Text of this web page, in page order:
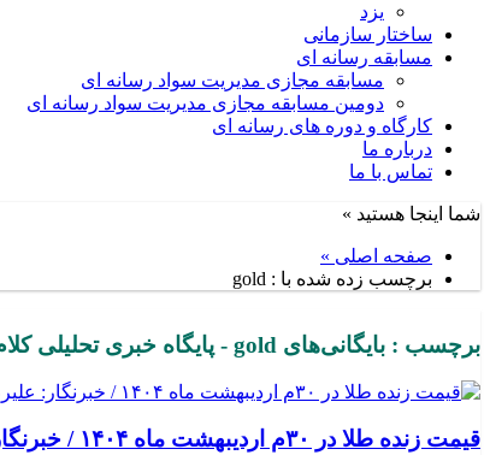
یزد
ساختار سازمانی
مسابقه رسانه ای
مسابقه مجازی مدیریت سواد رسانه ای
دومین مسابقه مجازی مدیریت سواد رسانه ای
کارگاه و دوره های رسانه ای
درباره ما
تماس با ما
شما اینجا هستید »
صفحه اصلی »
برچسب زده شده با : gold
برچسب : بایگانی‌های gold - پایگاه خبری تحلیلی کلام قلم
قیمت زنده طلا در ۳۰م اردیبهشت ماه ۱۴۰۴ / خبرنگار: علیرضا محمودی فرد